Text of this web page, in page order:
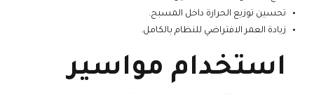
تحسين توزيع الحرارة داخل المسبح.
زيادة العمر الافتراضي للنظام بالكامل.
استخدام مواسير